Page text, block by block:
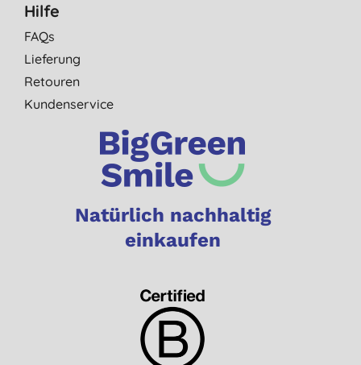
Hilfe
FAQs
Lieferung
Retouren
Kundenservice
Natürlich nachhaltig
einkaufen